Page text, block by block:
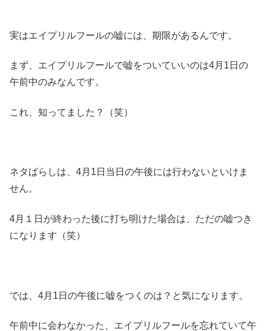
実はエイプリルフールの嘘には、期限があるんです。
まず、エイプリルフールで嘘をついていいのは4月1日の
午前中のみなんです。
これ、知ってました？（笑）
ネタばらしは、4月1日当日の午後には行わないといけま
せん。
4月１日が終わった後に打ち明けた場合は、ただの嘘つき
になります（笑）
では、4月1日の午後に嘘をつくのは？と気になります。
午前中に会わなかった、エイプリルフールを忘れていて午